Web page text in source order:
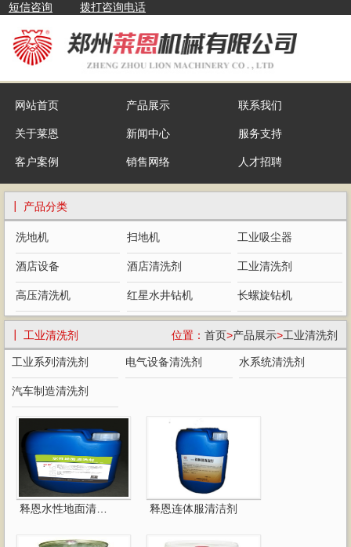
短信咨询 拨打咨询电话
网站首页 产品展示 联系我们
关于莱恩 新闻中心 服务支持
客户案例 销售网络 人才招聘
┃ 产品分类
洗地机 扫地机 工业吸尘器
酒店设备 酒店清洗剂 工业清洗剂
高压清洗机 红星水井钻机 长螺旋钻机
位置： 首页>产品展示>工业清洗剂
┃ 工业清洗剂
工业系列清洗剂 电气设备清洗剂 水系统清洗剂
汽车制造清洗剂
释恩水性地面清洁剂 释恩连体服清洁剂